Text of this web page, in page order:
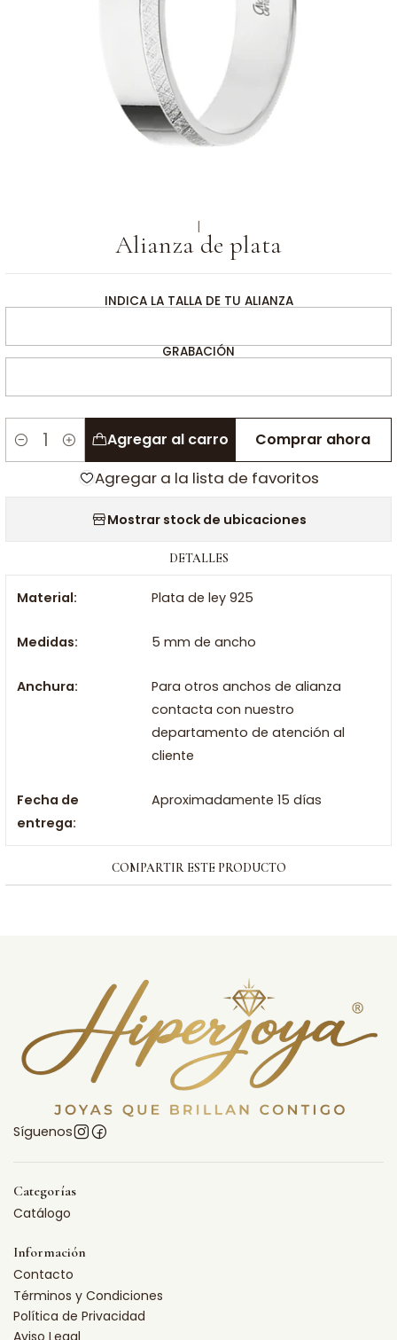
|
Alianza de plata
INDICA LA TALLA DE TU ALIANZA
GRABACIÓN
Cantidad
Agregar al carro Comprar ahora
Agregar a la lista de favoritos
Mostrar stock de ubicaciones
DETALLES
Material: Plata de ley 925
Medidas: 5 mm de ancho
Anchura:
Para otros anchos de alianza
contacta con nuestro
departamento de atención al
cliente
Fecha de
entrega:
Aproximadamente 15 días
COMPARTIR ESTE PRODUCTO
Síguenos
Categorías
Catálogo
Información
Contacto
Términos y Condiciones
Política de Privacidad